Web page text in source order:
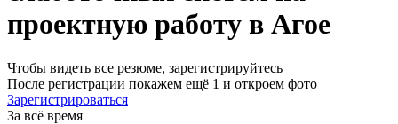
проектную работу в Агое
Чтобы видеть все резюме, зарегистрируйтесь
После регистрации покажем ещё 1 и откроем фото
Зарегистрироваться
За всё время